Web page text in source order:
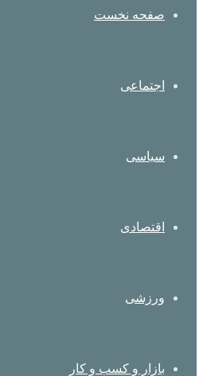
صفحه نخست
اجتماعی
سیاسی
اقتصادی
ورزشی
بازار و کسب و کار